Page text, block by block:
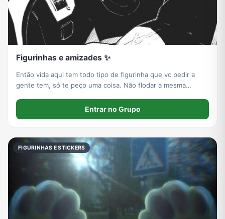
Figurinhas e amizades ✨
Então vida aqui tem todo tipo de figurinha que vc pedir a
gente tem, só te peço uma coisa. Não flodar a mesma
Entrar no Grupo
FIGURINHAS E STICKERS